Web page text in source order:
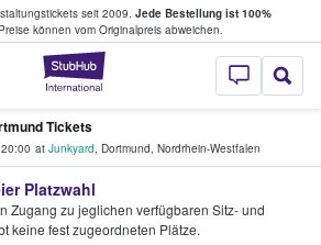
seit 2009. Jede Bestellung ist 100%
können vom Originalpreis abweichen.
StubHub - Wo
& verkaufen
Tickets
20:00 at Junkyard, Dortmund, Nordrhein-Westfalen
Platzwahl
Zugang zu jeglichen verfügbaren Sitz- und
keine fest zugeordneten Plätze.